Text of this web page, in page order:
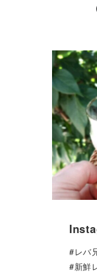
#レバ
#新鮮